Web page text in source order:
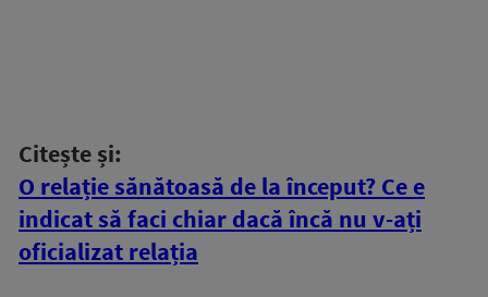
Citește și:
O relație sănătoasă de la început? Ce e
indicat să faci chiar dacă încă nu v-ați
oficializat relația